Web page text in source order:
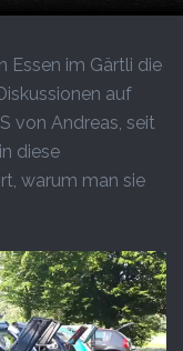
Essen im Gärtli die
auf
von Andreas, seit
diese
warum man sie